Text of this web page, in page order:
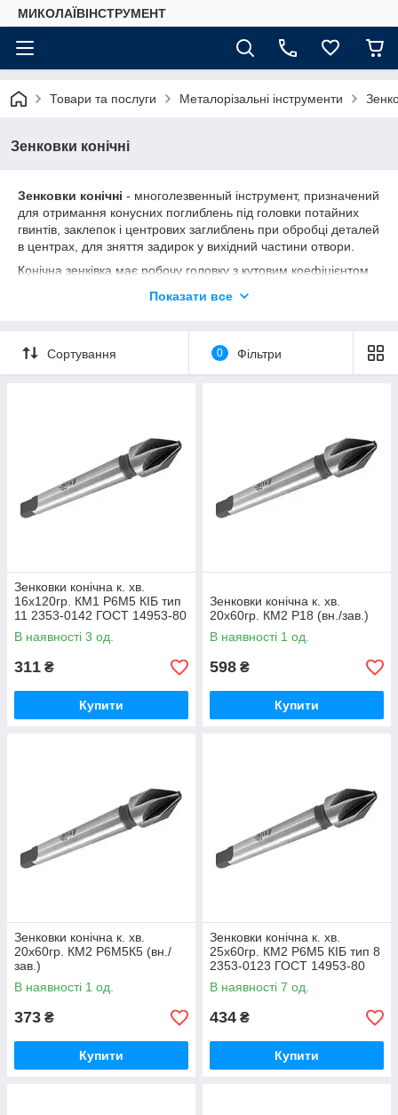
МИКОЛАЇВІНСТРУМЕНТ
Товари та послуги Металорізальні інструменти
Зенковки конічні
Зенковки конічні - многолезвенный інструмент, призначений
для отримання конусних поглиблень під головки потайних
гвинтів, заклепок і центрових заглиблень при обробці деталей
в центрах, для зняття задирок у вихідний частини отвори.
Конічна зенківка має робочу головку з кутовим коефіцієнтом
сталі, яка забезпечує інструмент працездатністю і високою
зносостійкістю.
Показати все
Сортування 0 Фільтри
Зенковки конічна к. хв.
16х120гр. КМ1 Р6М5 КІБ тип
11 2353-0142 ГОСТ 14953-80
(ВІЗ)
В наявності 3 од.
311 ₴
Купити
Зенковки конічна к. хв.
20х60гр. КМ2 Р18 (вн./зав.)
В наявності 1 од.
598 ₴
Купити
Зенковки конічна к. хв.
20х60гр. КМ2 Р6М5К5 (вн./
зав.)
В наявності 1 од.
373 ₴
Купити
Зенковки конічна к. хв.
25х60гр. КМ2 Р6М5 КІБ тип 8
2353-0123 ГОСТ 14953-80
(ВІЗ)
В наявності 7 од.
434 ₴
Купити